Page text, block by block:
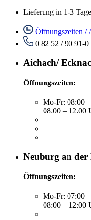
Lieferung in 1-3
Öffnungszeiten /
0 82 52 / 90 91-0
Aichach/
Öffnungszeiten:
Mo-Fr: 08:00
08:00 – 12:00
Neuburg an der
Öffnungszeiten:
Mo-Fr: 07:00
08:00 – 12:00